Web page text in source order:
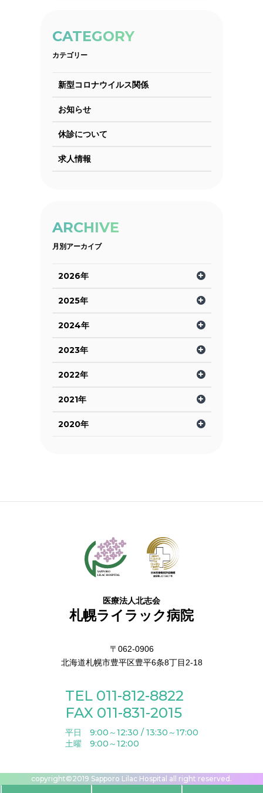
CATEGORY
カテゴリー
新型コロナウイルス関係
お知らせ
休診について
求人情報
ARCHIVE
月別アーカイブ
2026年
2025年
2024年
2023年
2022年
2021年
2020年
医療法人北志会
札幌ライラック病院
〒062-0906
北海道札幌市豊平区豊平6条8丁目2-18
TEL 011-812-8822
FAX 011-831-2015
平日 9:00～12:30 / 13:30～17:00
土曜 9:00～12:00
copyright©2019 Sapporo Lilac Hospital all right reserved.